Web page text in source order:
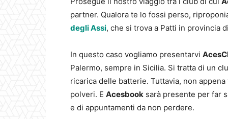
partner. Qualora te lo fossi perso,
degli Assi, che si trova a Patti in provincia
In questo caso vogliamo presentarvi
Palermo, sempre in Sicilia. Si tratta di un
ricarica delle batterie. Tuttavia, non
polveri. E Acesbook sarà presente per far
e di appuntamenti da non perdere.